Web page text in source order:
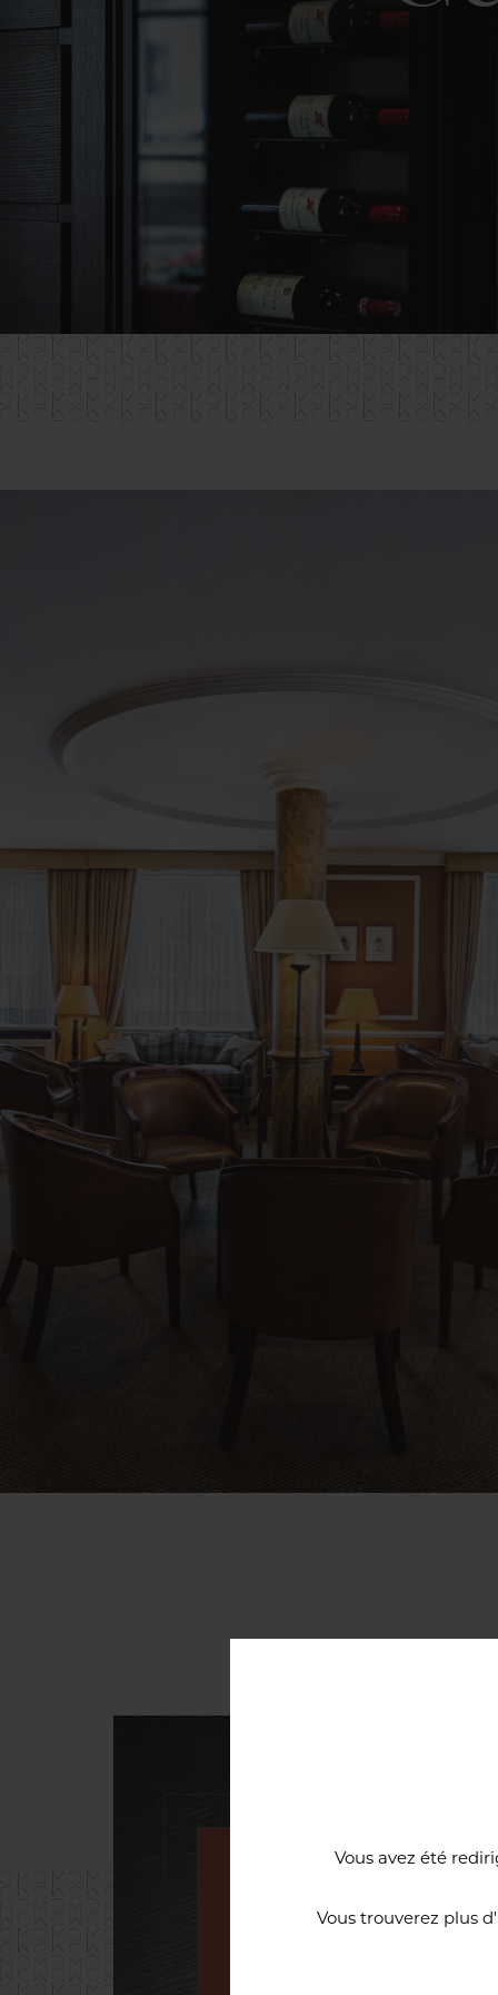
Vous avez été
Vous trouverez plus
Une cave à